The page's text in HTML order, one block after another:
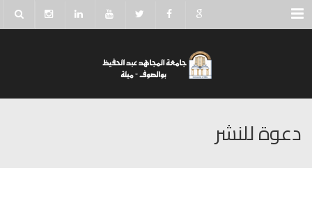
Menu
دعوة للنشر